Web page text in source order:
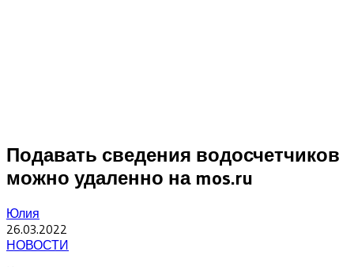
Подавать сведения водосчетчиков
можно удаленно на mos.ru
Юлия
26.03.2022
НОВОСТИ